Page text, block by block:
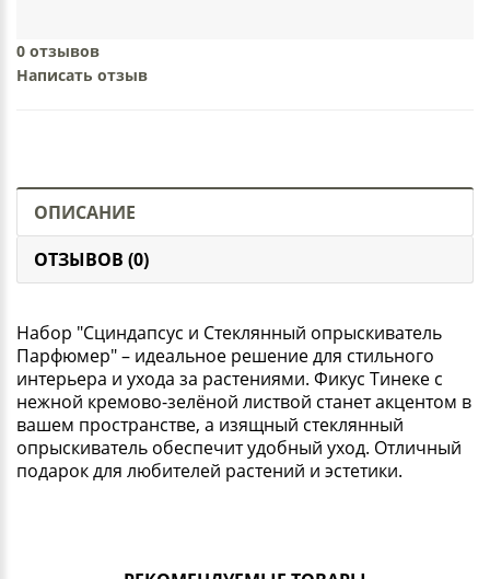
0 отзывов
Написать отзыв
ОПИСАНИЕ
ОТЗЫВОВ (0)
Набор "Сциндапсус и Стеклянный опрыскиватель
Парфюмер" – идеальное решение для стильного
интерьера и ухода за растениями. Фикус Тинеке с
нежной кремово-зелёной листвой станет акцентом в
вашем пространстве, а изящный стеклянный
опрыскиватель обеспечит удобный уход. Отличный
подарок для любителей растений и эстетики.